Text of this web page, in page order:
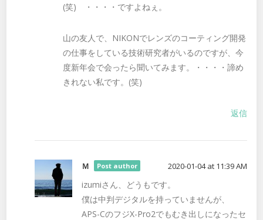
(笑) ・・・・ですよねぇ。
山の友人で、NIKONでレンズのコーティング開発
の仕事をしている技術研究者がいるのですが、今
度新年会で会ったら聞いてみます。・・・・諦め
きれない私です。(笑)
返信
Ｍ Post author 2020-01-04 at 11:39 AM
izumiさん、どうもです。
僕は中判デジタルを持っていませんが、
APS-CのフジX-Pro2でもむき出しになったセ